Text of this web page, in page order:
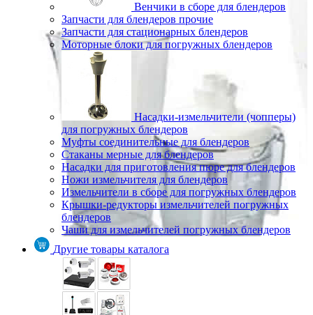
Венчики в сборе для блендеров
Запчасти для блендеров прочие
Запчасти для стационарных блендеров
Моторные блоки для погружных блендеров
Насадки-измельчители (чопперы)
для погружных блендеров
Муфты соединительные для блендеров
Стаканы мерные для блендеров
Насадки для приготовления пюре для блендеров
Ножи измельчителя для блендеров
Измельчители в сборе для погружных блендеров
Крышки-редукторы измельчителей погружных
блендеров
Чаши для измельчителей погружных блендеров
Другие товары каталога